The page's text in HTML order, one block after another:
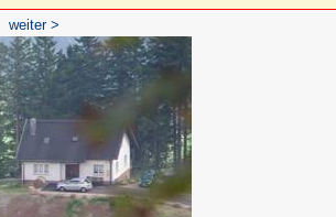
weiter >